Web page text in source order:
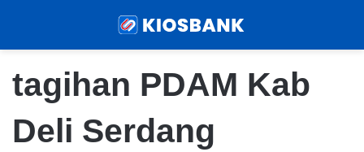
tagihan PDAM Kab
Deli Serdang